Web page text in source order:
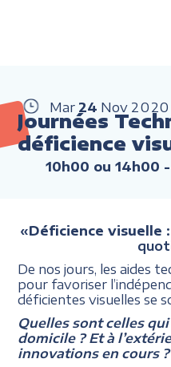
Mar 24 Nov 2020
Journées
déficience
10h00 ou 14h00
«Déficience visuelle
De nos jours, les aides
pour favoriser
déficientes visuelles se
Quelles sont celles
domicile ? Et à
innovations en cours ?